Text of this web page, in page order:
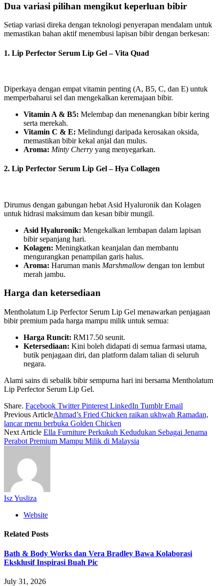
Dua variasi pilihan mengikut keperluan bibir
Setiap variasi direka dengan teknologi penyerapan mendalam untuk
memastikan bahan aktif menembusi lapisan bibir dengan berkesan:
1. Lip Perfector Serum Lip Gel – Vita Quad
Diperkaya dengan empat vitamin penting (A, B5, C, dan E) untuk
memperbaharui sel dan mengekalkan keremajaan bibir.
Vitamin A & B5: Melembap dan menenangkan bibir kering
serta merekah.
Vitamin C & E: Melindungi daripada kerosakan oksida,
memastikan bibir kekal anjal dan mulus.
Aroma: Minty Cherry yang menyegarkan.
2. Lip Perfector Serum Lip Gel – Hya Collagen
Dirumus dengan gabungan hebat Asid Hyaluronik dan Kolagen
untuk hidrasi maksimum dan kesan bibir mungil.
Asid Hyaluronik: Mengekalkan lembapan dalam lapisan
bibir sepanjang hari.
Kolagen: Meningkatkan keanjalan dan membantu
mengurangkan penampilan garis halus.
Aroma: Haruman manis Marshmallow dengan ton lembut
merah jambu.
Harga dan ketersediaan
Mentholatum Lip Perfector Serum Lip Gel menawarkan penjagaan
bibir premium pada harga mampu milik untuk semua:
Harga Runcit: RM17.50 seunit.
Ketersediaan: Kini boleh didapati di semua farmasi utama,
butik penjagaan diri, dan platform dalam talian di seluruh
negara.
Alami sains di sebalik bibir sempurna hari ini bersama Mentholatum
Lip Perfector Serum Lip Gel.
Share. Facebook Twitter Pinterest LinkedIn Tumblr Email
Previous ArticleAhmad’s Fried Chicken raikan ukhwah Ramadan,
lancar menu berbuka Golden Chicken
Next Article Ella Furniture Perkukuh Kedudukan Sebagai Jenama
Perabot Premium Mampu Milik di Malaysia
Isz Yusliza
Website
Related Posts
Bath & Body Works dan Vera Bradley Bawa Kolaborasi
Eksklusif Inspirasi Buah Pic
July 31, 2026